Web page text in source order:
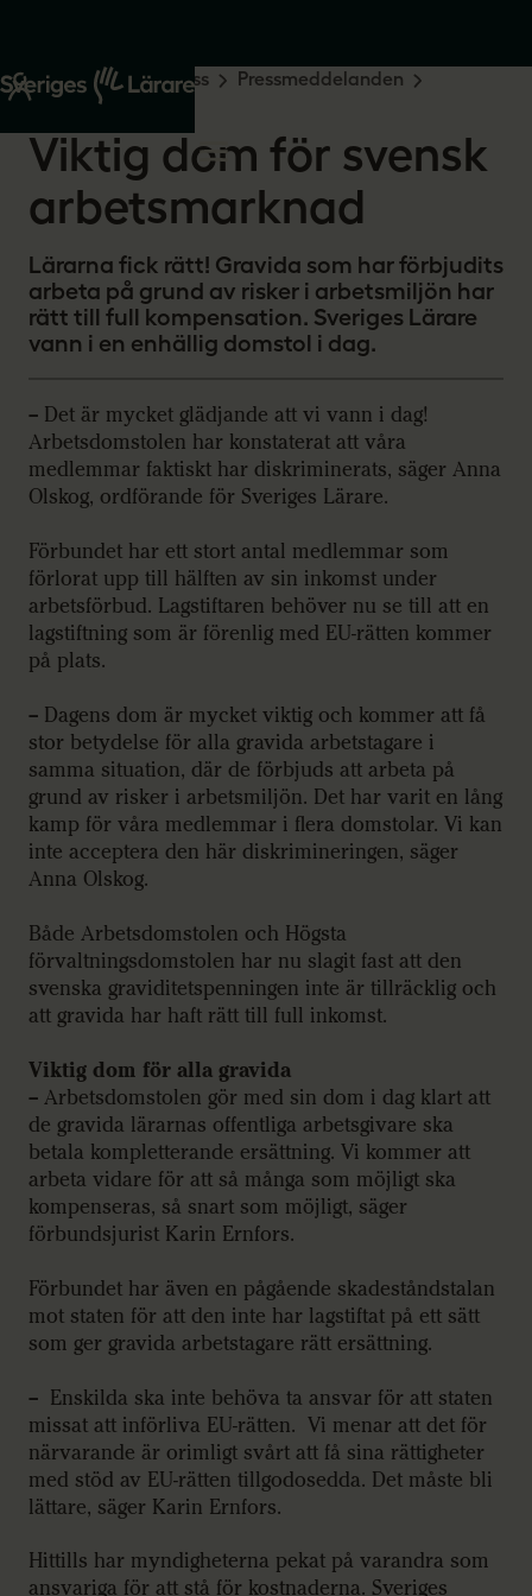
Start Om oss Press
Pressmeddelanden
2025-08-20
Viktig dom för svensk
arbetsmarknad
Lärarna fick rätt! Gravida som har förbjudits
arbeta på grund av risker i arbetsmiljön har
rätt till full kompensation. Sveriges Lärare
vann i en enhällig domstol i dag.
– Det är mycket glädjande att vi vann i dag!
Arbetsdomstolen har konstaterat att våra
medlemmar faktiskt har diskriminerats, säger Anna
Olskog, ordförande för Sveriges Lärare.
Förbundet har ett stort antal medlemmar som
förlorat upp till hälften av sin inkomst under
arbetsförbud. Lagstiftaren behöver nu se till att en
lagstiftning som är förenlig med EU-rätten kommer
på plats.
– Dagens dom är mycket viktig och kommer att få
stor betydelse för alla gravida arbetstagare i
samma situation, där de förbjuds att arbeta på
grund av risker i arbetsmiljön. Det har varit en lång
kamp för våra medlemmar i flera domstolar. Vi kan
inte acceptera den här diskrimineringen, säger
Anna Olskog.
Både Arbetsdomstolen och Högsta
förvaltningsdomstolen har nu slagit fast att den
svenska graviditetspenningen inte är tillräcklig och
att gravida har haft rätt till full inkomst.
Viktig dom för alla gravida
– Arbetsdomstolen gör med sin dom i dag klart att
de gravida lärarnas offentliga arbetsgivare ska
betala kompletterande ersättning. Vi kommer att
arbeta vidare för att så många som möjligt ska
kompenseras, så snart som möjligt, säger
förbundsjurist Karin Ernfors.
Förbundet har även en pågående skadeståndstalan
mot staten för att den inte har lagstiftat på ett sätt
som ger gravida arbetstagare rätt ersättning.
– Enskilda ska inte behöva ta ansvar för att staten
missat att införliva EU-rätten. Vi menar att det för
närvarande är orimligt svårt att få sina rättigheter
med stöd av EU-rätten tillgodosedda. Det måste bli
lättare, säger Karin Ernfors.
Hittills har myndigheterna pekat på varandra som
ansvariga för att stå för kostnaderna. Sveriges